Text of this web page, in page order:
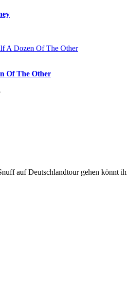
Of The Other
auf Deutschlandtour gehen könnt